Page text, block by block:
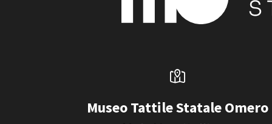
Museo Tattile Statale Omero